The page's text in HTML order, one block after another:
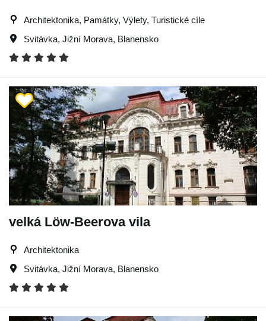
Architektonika, Památky, Výlety, Turistické cíle
Svitávka, Jižní Morava, Blanensko
velká Löw-Beerova vila
Architektonika
Svitávka, Jižní Morava, Blanensko